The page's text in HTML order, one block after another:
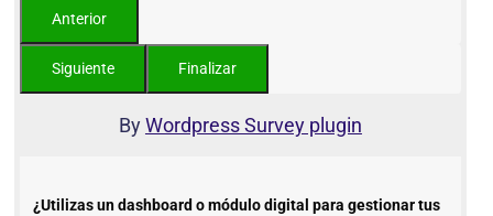
ByWordpress Survey plugin
¿Utilizas un dashboard o módulo digital para gestionar tus